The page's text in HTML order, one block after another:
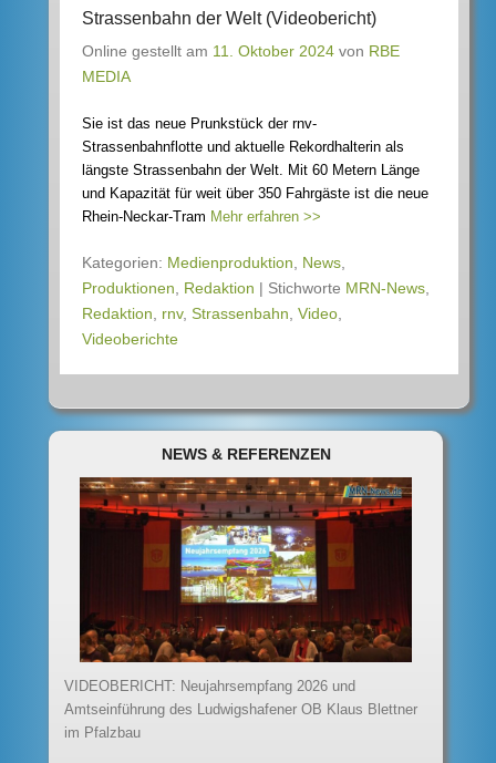
Strassenbahn der Welt (Videobericht)
Online gestellt am 11. Oktober 2024 von RBE
MEDIA
Sie ist das neue Prunkstück der rnv-
Strassenbahnflotte und aktuelle Rekordhalterin als
längste Strassenbahn der Welt. Mit 60 Metern Länge
und Kapazität für weit über 350 Fahrgäste ist die neue
Rhein-Neckar-Tram Mehr erfahren >>
Kategorien: Medienproduktion News
Produktionen
Redaktion | Stichworte MRN-News
Redaktion
rnv, Strassenbahn Video
Videoberichte
NEWS & REFERENZEN
VIDEOBERICHT: Neujahrsempfang 2026 und
Amtseinführung des Ludwigshafener OB Klaus Blettner
im Pfalzbau